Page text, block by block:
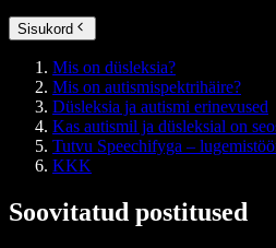
Sisukord
Mis on düsleksia?
Mis on autismispektrihäire?
Düsleksia ja autismi erinevused
Kas autismil ja düsleksial on
Tutvu Speechifyga –
KKK
Soovitatud postitused